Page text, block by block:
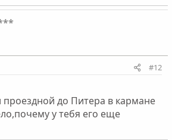
#12
проездной до Питера в кармане
у тебя его еще